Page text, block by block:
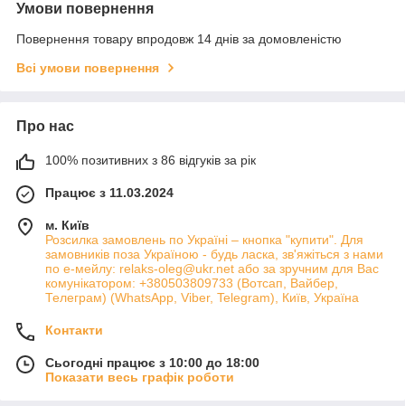
Умови повернення
Повернення товару впродовж 14 днів за домовленістю
Всі умови повернення
Про нас
100% позитивних з 86 відгуків за рік
Працює з 11.03.2024
м. Київ
Розсилка замовлень по Україні – кнопка "купити". Для
замовників поза Україною - будь ласка, зв'яжіться з нами
по е-мейлу: relaks-oleg@ukr.net або за зручним для Вас
комунікатором: +380503809733 (Вотсап, Вайбер,
Телеграм) (WhatsApp, Viber, Telegram), Київ, Україна
Контакти
Сьогодні працює з 10:00 до 18:00
Показати весь графік роботи